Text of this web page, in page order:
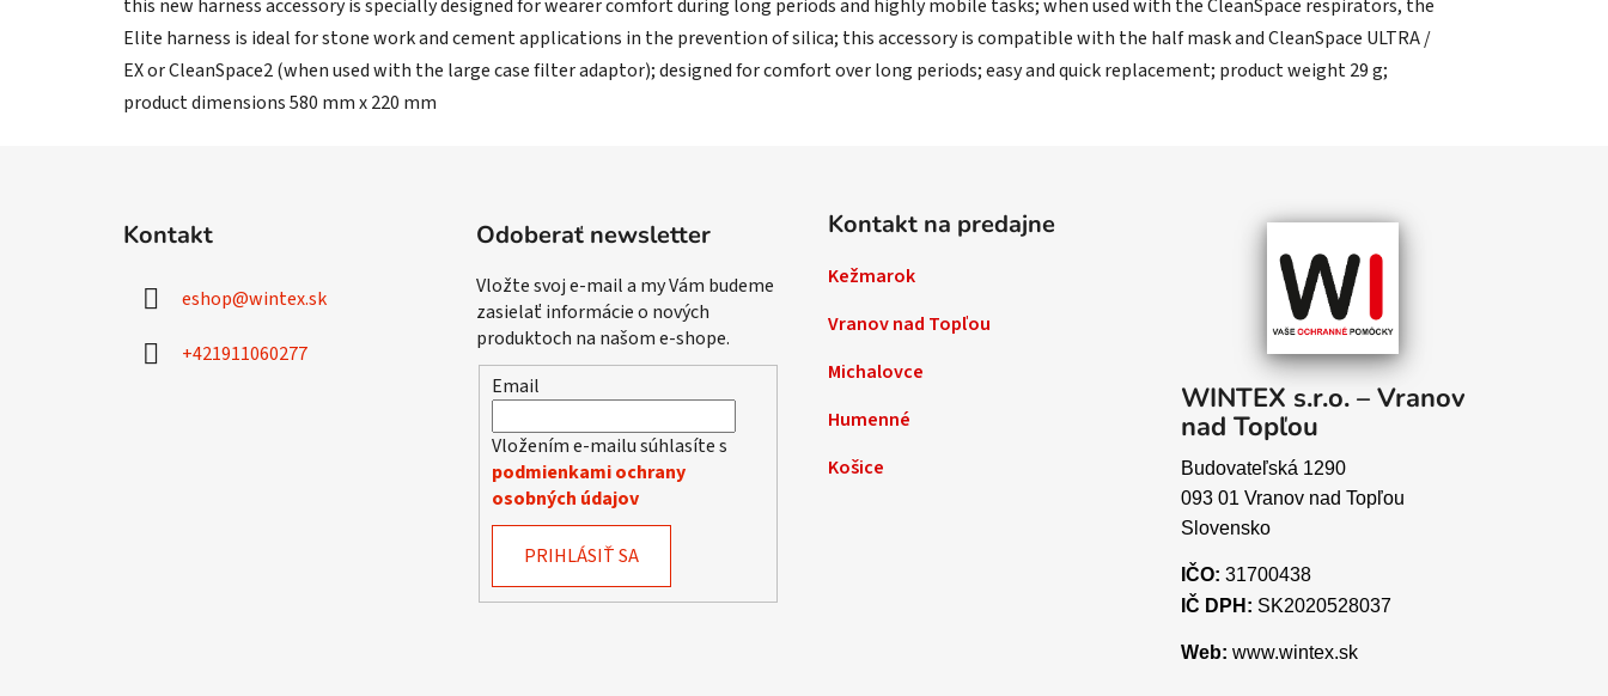
this new harness accessory is specially designed for wearer comfort during long periods and highly mobile tasks; when used with the CleanSpace respirators, the
Elite harness is ideal for stone work and cement applications in the prevention of silica; this accessory is compatible with the half mask and CleanSpace ULTRA /
EX or CleanSpace2 (when used with the large case filter adaptor); designed for comfort over long periods; easy and quick replacement; product weight 29 g;
product dimensions 580 mm x 220 mm
Kontakt
eshop@wintex.sk
+421911060277
Odoberať newsletter
Vložte svoj e-mail a my Vám budeme
zasielať informácie o nových
produktoch na našom e-shope.
Email
Vložením e-mailu súhlasíte s
podmienkami ochrany
osobných údajov
PRIHLÁSIŤ SA
Kontakt na predajne
Kežmarok
Vranov nad Topľou
Michalovce
Humenné
Košice
WINTEX s.r.o. – Vranov
nad Topľou
Budovateľská 1290
093 01 Vranov nad Topľou
Slovensko
IČO: 31700438
IČ DPH: SK2020528037
Web: www.wintex.sk